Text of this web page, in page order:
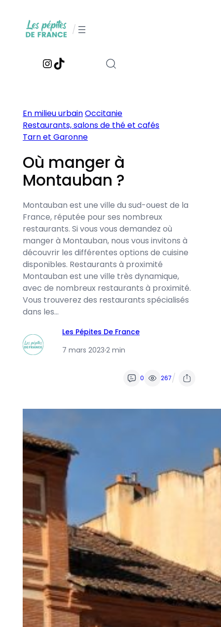
contenu
/
Instagram
TikTok
En milieu urbainOccitanie
Restaurants, salons de thé et cafés
Tarn et Garonne
Où manger à
Montauban ?
Montauban est une ville du sud-ouest de la
France, réputée pour ses nombreux
restaurants. Si vous vous demandez où
manger à Montauban, nous vous invitons à
découvrir les différentes options de cuisine
disponibles. Restaurants à proximité
Montauban est une ville très dynamique,
avec de nombreux restaurants à proximité.
Vous trouverez des restaurants spécialisés
dans les…
Les Pépites De France
7 mars 2023·2 min
0 267/